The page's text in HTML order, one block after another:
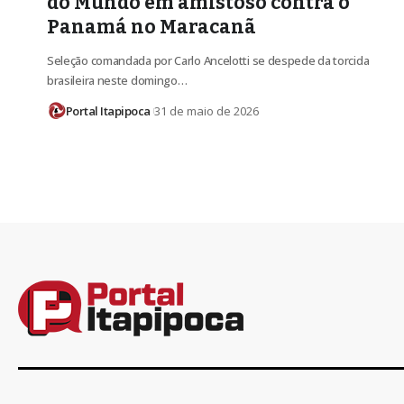
Panamá no Maracanã
Seleção comandada por Carlo Ancelotti se despede da torcida
brasileira neste domingo…
Portal Itapipoca 31 de maio de 2026